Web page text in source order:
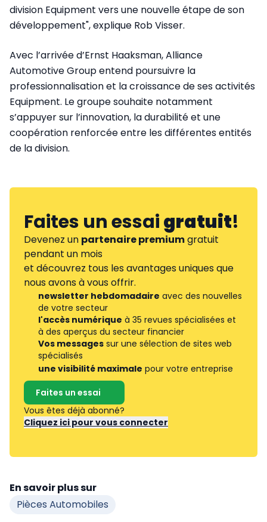
division Equipment vers une nouvelle étape de son
développement", explique Rob Visser.
Avec l’arrivée d’Ernst Haaksman, Alliance
Automotive Group entend poursuivre la
professionnalisation et la croissance de ses activités
Equipment. Le groupe souhaite notamment
s’appuyer sur l’innovation, la durabilité et une
coopération renforcée entre les différentes entités
de la division.
Faites un essaigratuit!
Devenez un partenaire premiumgratuit
pendant un mois
et découvrez tous les avantages uniques que
nous avons à vous offrir.
newsletter hebdomadaire avec des nouvelles
de votre secteur
l'accès numérique à 35 revues spécialisées et
à des aperçus du secteur financier
Vos messages sur une sélection de sites web
spécialisés
une visibilité maximale pour votre entreprise
Faites un essai
Vous êtes déjà abonné?
Cliquez ici pour vous connecter
En savoir plus sur
Pièces Automobiles